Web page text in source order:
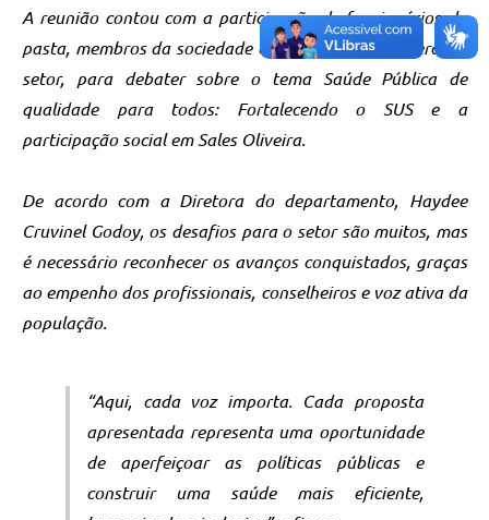
A reunião contou com a participação de funcionários da
pasta, membros da sociedade civil, autoridades e terceiro
setor, para debater sobre o tema Saúde Pública de
qualidade para todos: Fortalecendo o SUS e a
participação social em Sales Oliveira.
De acordo com a Diretora do departamento, Haydee
Cruvinel Godoy, os desafios para o setor são muitos, mas
é necessário reconhecer os avanços conquistados, graças
ao empenho dos profissionais, conselheiros e voz ativa da
população.
“Aqui, cada voz importa. Cada proposta
apresentada representa uma oportunidade
de aperfeiçoar as políticas públicas e
construir uma saúde mais eficiente,